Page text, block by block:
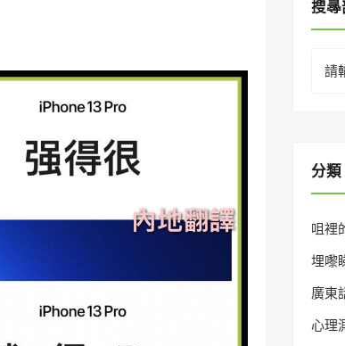
搜
for:
分類
咀裡
埋嚟
廣東
心理